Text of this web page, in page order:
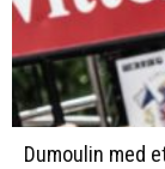
Dumoulin med